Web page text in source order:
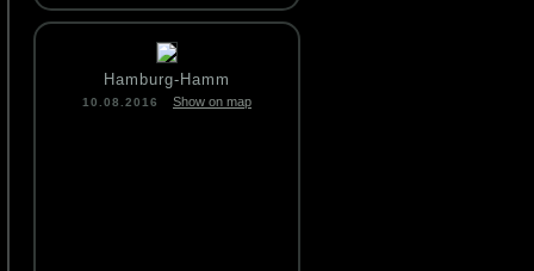
Hamburg-Hamm
10.08.2016 Show on map